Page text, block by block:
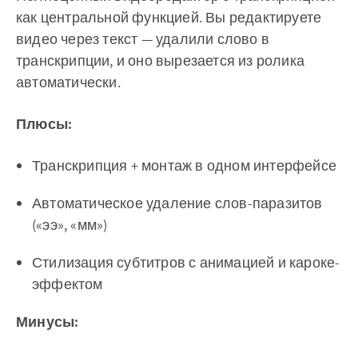
как центральной функцией. Вы редактируете
видео через текст — удалили слово в
транскрипции, и оно вырезается из ролика
автоматически.
Плюсы:
Транскрипция + монтаж в одном интерфейсе
Автоматическое удаление слов-паразитов
(«ээ», «мм»)
Стилизация субтитров с анимацией и кароке-
эффектом
Минусы: